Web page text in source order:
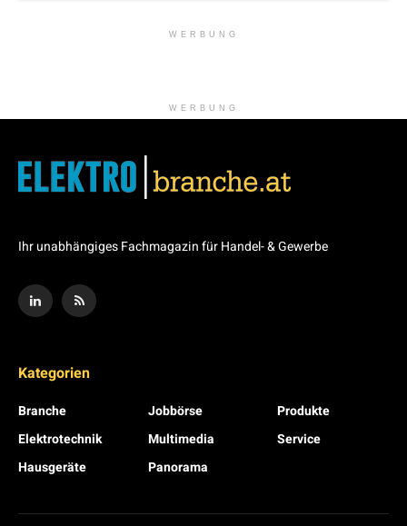
WERBUNG
WERBUNG
Ihr unabhängiges Fachmagazin für Handel- & Gewerbe
Kategorien
Branche
Elektrotechnik
Hausgeräte
Jobbörse
Multimedia
Panorama
Produkte
Service